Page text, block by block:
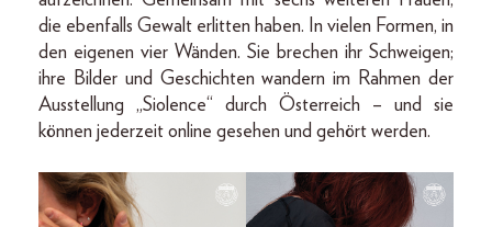
die ebenfalls Gewalt erlitten haben. In vielen Formen, in
den eigenen vier Wänden. Sie brechen ihr Schweigen;
ihre Bilder und Geschichten wandern im Rahmen der
Ausstellung „Siolence“ durch Österreich – und sie
können jederzeit online gesehen und gehört werden.